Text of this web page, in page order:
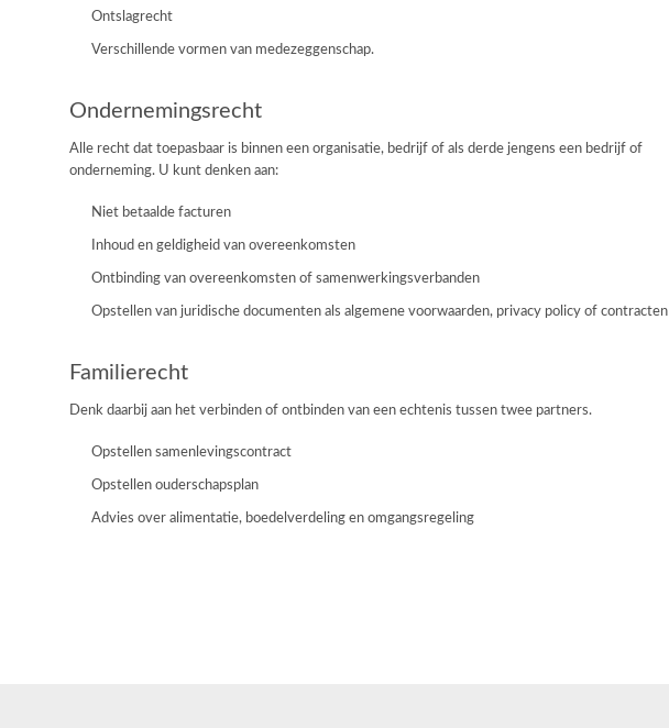
Ontslagrecht
Verschillende vormen van medezeggenschap.
Ondernemingsrecht
Alle recht dat toepasbaar is binnen een organisatie, bedrijf of als derde jengens een bedrijf of
onderneming. U kunt denken aan:
Niet betaalde facturen
Inhoud en geldigheid van overeenkomsten
Ontbinding van overeenkomsten of samenwerkingsverbanden
Opstellen van juridische documenten als algemene voorwaarden, privacy policy of contracten
Familierecht
Denk daarbij aan het verbinden of ontbinden van een echtenis tussen twee partners.
Opstellen samenlevingscontract
Opstellen ouderschapsplan
Advies over alimentatie, boedelverdeling en omgangsregeling